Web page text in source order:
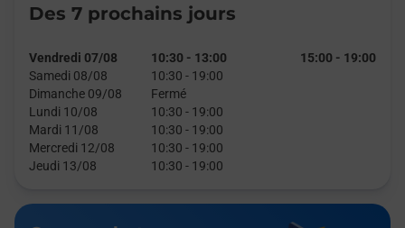
Des 7 prochains jours
Vendredi 07/08 10:30 - 13:00 15:00 - 19:00
Samedi 08/08
10:30 - 19:00
Dimanche 09/08
Fermé
Lundi 10/08
10:30 - 19:00
Mardi 11/08
10:30 - 19:00
Mercredi 12/08
10:30 - 19:00
Jeudi 13/08
10:30 - 19:00